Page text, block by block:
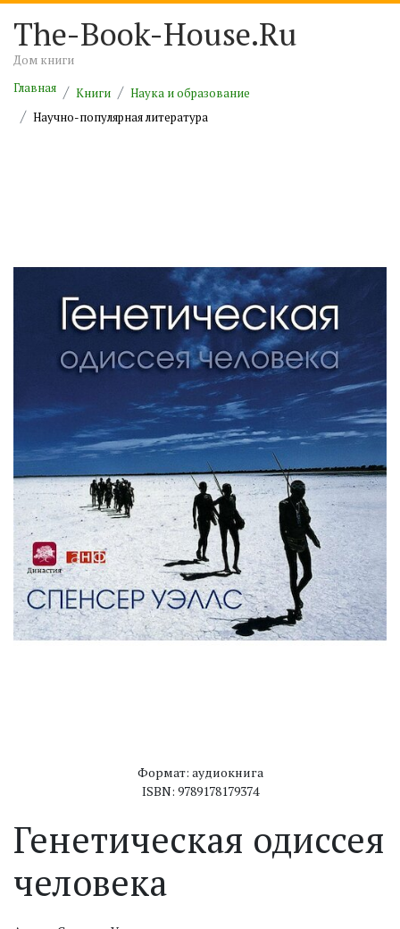
The-Book-House.Ru
Дом книги
Главная
Книги
Наука и образование
Научно-популярная литература
Формат: аудиокнига
ISBN: 9789178179374
Генетическая одиссея
человека